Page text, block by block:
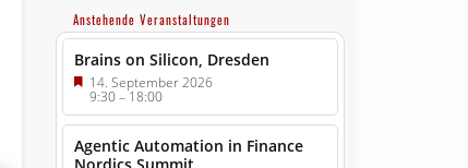
Anstehende Veranstaltungen
Brains on Silicon, Dresden
14. September 2026
9:30–18:00
Agentic Automation in Finance